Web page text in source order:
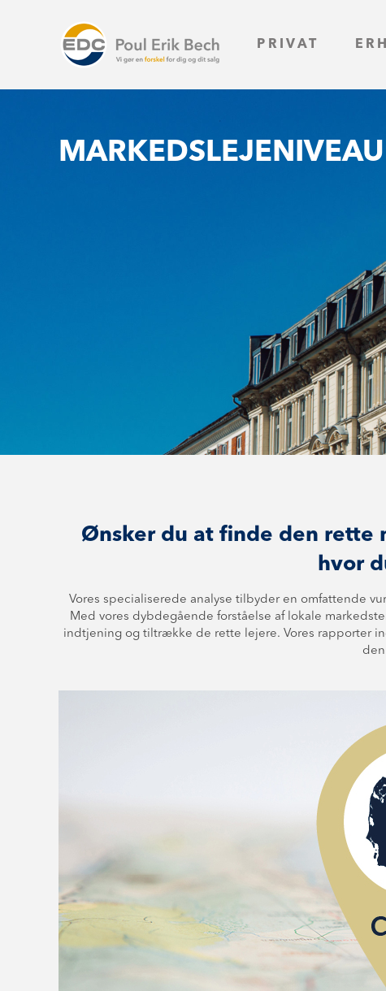
PRIVAT
MARKEDSLEJENIVEAU
Ønsker du at finde den rette
hvor
Vores specialiserede analyse tilbyder en omfattende
Med vores dybdegående forståelse af lokale
indtjening og tiltrække de rette lejere. Vores rapporter